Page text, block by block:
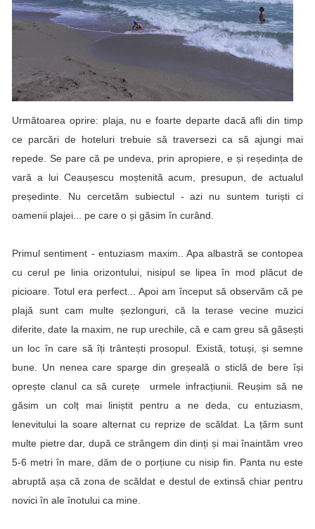
Următoarea oprire: plaja, nu e foarte departe dacă afli din timp
ce parcări de hoteluri trebuie să traversezi ca să ajungi mai
repede. Se pare că pe undeva, prin apropiere, e și reședința de
vară a lui Ceaușescu moștenită acum, presupun, de actualul
președinte. Nu cercetăm subiectul - azi nu suntem turiști ci
oamenii plajei... pe care o și găsim în curând.
Primul sentiment - entuziasm maxim.. Apa albastră se contopea
cu cerul pe linia orizontului, nisipul se lipea în mod plăcut de
picioare. Totul era perfect... Apoi am început să observăm că pe
plajă sunt cam multe șezlonguri, că la terase vecine muzici
diferite, date la maxim, ne rup urechile, că e cam greu să găsești
un loc în care să îți trântești prosopul. Există, totuși, și semne
bune. Un nenea care sparge din greșeală o sticlă de bere își
oprește clanul ca să curețe urmele infracțiunii. Reușim să ne
găsim un colț mai liniștit pentru a ne deda, cu entuziasm,
lenevitului la soare alternat cu reprize de scăldat. La țărm sunt
multe pietre dar, după ce strângem din dinți și mai înaintăm vreo
5-6 metri în mare, dăm de o porțiune cu nisip fin. Panta nu este
abruptă așa că zona de scăldat e destul de extinsă chiar pentru
novici în ale înotului ca mine.